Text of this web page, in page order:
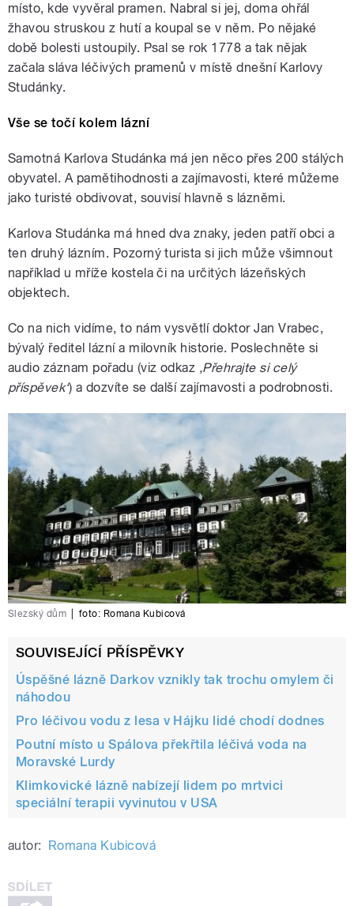
místo, kde vyvěral pramen. Nabral si jej, doma ohřál
žhavou struskou z hutí a koupal se v něm. Po nějaké
době bolesti ustoupily. Psal se rok 1778 a tak nějak
začala sláva léčivých pramenů v místě dnešní Karlovy
Studánky.
Vše se točí kolem lázní
Samotná Karlova Studánka má jen něco přes 200 stálých
obyvatel. A pamětihodnosti a zajímavosti, které můžeme
jako turisté obdivovat, souvisí hlavně s lázněmi.
Karlova Studánka má hned dva znaky, jeden patří obci a
ten druhý lázním. Pozorný turista si jich může všimnout
například u mříže kostela či na určitých lázeňských
objektech.
Co na nich vidíme, to nám vysvětlí doktor Jan Vrabec,
bývalý ředitel lázní a milovník historie. Poslechněte si
audio záznam pořadu (viz odkaz ‚Přehrajte si celý
příspěvek‘) a dozvíte se další zajímavosti a podrobnosti.
Slezský dům foto: Romana Kubicová
SOUVISEJÍCÍ PŘÍSPĚVKY
Úspěšné lázně Darkov vznikly tak trochu omylem či
náhodou
Pro léčivou vodu z lesa v Hájku lidé chodí dodnes
Poutní místo u Spálova překřtila léčivá voda na
Moravské Lurdy
Klimkovické lázně nabízejí lidem po mrtvici
speciální terapii vyvinutou v USA
autor: Romana Kubicová